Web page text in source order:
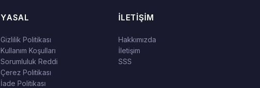
YASAL
Gizlilik Politikası
Kullanım Koşulları
Sorumluluk Reddi
Çerez Politikası
İade Politikası
İLETIŞIM
Hakkımızda
İletişim
SSS